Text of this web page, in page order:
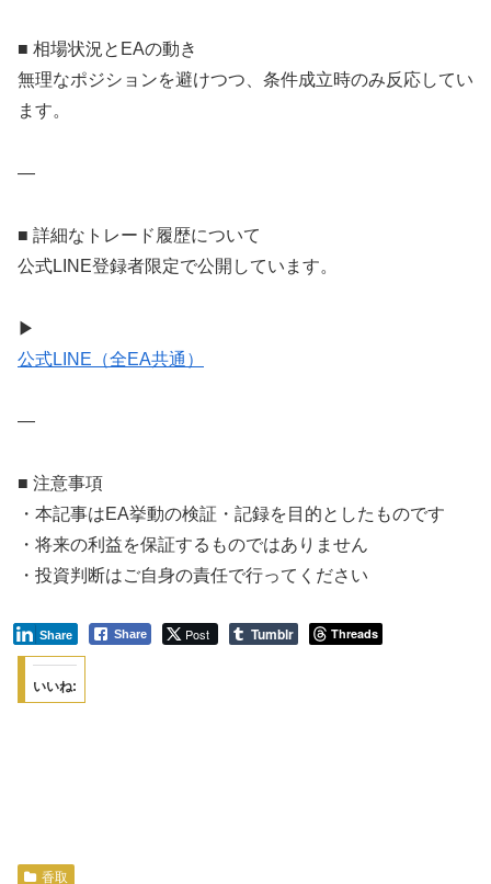
■ 相場状況とEAの動き
無理なポジションを避けつつ、条件成立時のみ反応してい
ます。
—
■ 詳細なトレード履歴について
公式LINE登録者限定で公開しています。
▶
公式LINE（全EA共通）
—
■ 注意事項
・本記事はEA挙動の検証・記録を目的としたものです
・将来の利益を保証するものではありません
・投資判断はご自身の責任で行ってください
Share Post
Share Tumblr Threads
いいね:
香取